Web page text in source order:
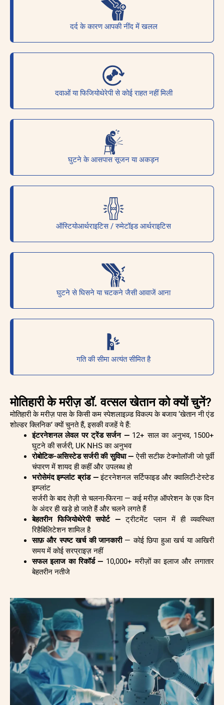
दर्द के कारण आपकी नींद में खलल
दवाओं या फिजियोथेरेपी से कोई राहत नहीं मिली
घुटने के आसपास सूजन या अकड़न
ऑस्टियोआर्थराइटिस / रुमेटॉइड आर्थराइटिस
घुटने से घिसने या चटकने जैसी आवाजें आना
गति की सीमा अत्यंत सीमित है
मोतिहारी के मरीज़ डॉ. वत्सल खेतान को क्यों चुनें?
मोतिहारी के मरीज़ पास के किसी कम स्पेशलाइज़्ड विकल्प के बजाय ‘खेतान नी एंड
शोल्डर क्लिनिक’ क्यों चुनते हैं, इसकी वजहें ये हैं:
इंटरनेशनल लेवल पर ट्रेंड सर्जन —12+ साल का अनुभव, 1500+
घुटने की सर्जरी, UK NHS का अनुभव
रोबोटिक-असिस्टेड सर्जरी की सुविधा — ऐसी सटीक टेक्नोलॉजी जो पूर्वी
चंपारण में शायद ही कहीं और उपलब्ध हो
भरोसेमंद इम्प्लांट ब्रांड —इंटरनेशनल सर्टिफाइड और क्वालिटी-टेस्टेड
इम्प्लांट
सर्जरी के बाद तेज़ी से चलना-फिरना — कई मरीज़ ऑपरेशन के एक दिन
के अंदर ही खड़े हो जाते हैं और चलने लगते हैं
बेहतरीन फिजियोथेरेपी सपोर्ट — ट्रीटमेंट प्लान में ही व्यवस्थित
रिहैबिलिटेशन शामिल है
साफ़ और स्पष्ट खर्च की जानकारी— कोई छिपा हुआ खर्च या आखिरी
समय में कोई सरप्राइज़ नहीं
सफल इलाज का रिकॉर्ड — 10,000+ मरीज़ों का इलाज और लगातार
बेहतरीन नतीजे